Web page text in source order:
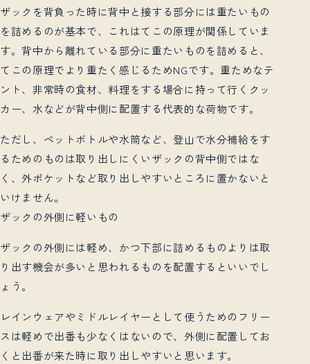
ザックを背負った時に背中と接する部分には重たいもの
を詰めるのが基本で、これはてこの原理が関係していま
す。背中から離れている部分に重たいものを詰めると、
てこの原理でより重たく感じるためNGです。 重ためなテ
ント、非常時の食材、料理をする場合に持って行くクッ
カー、水などが背中側に配置する代表的な荷物です。
ただし、ペットボトルや水筒など、登山で水分補給をす
るためのものは取り出しにくいザックの背中側ではな
く、外ポケットなど取り出しやすいところに置かないと
いけません。
ザックの外側に軽いもの
ザックの外側には軽め、かつ下部に詰めるものよりは取
り出す機会が多いと思われるものを配置するといいでし
ょう。
レインウェアやミドルレイヤーとして使うためのフリー
スは軽めで出番も少なくはないので、外側に配置してお
くと出番が来た時に取り出しやすいと思います。